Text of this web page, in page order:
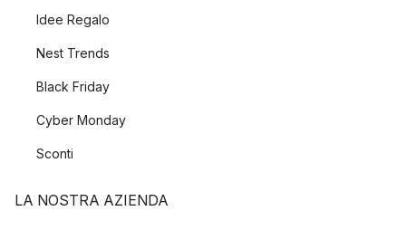
Idee Regalo
Nest Trends
Black Friday
Cyber Monday
Sconti
LA NOSTRA AZIENDA